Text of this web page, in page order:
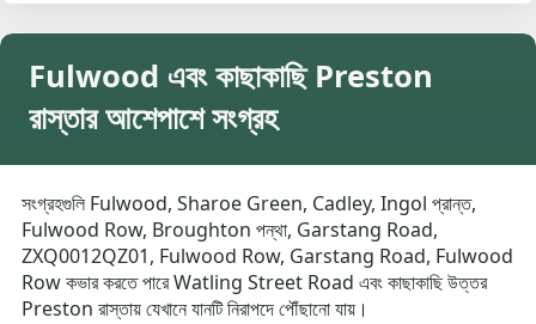
Fulwood এবং কাছাকাছি Preston
রাস্তার আশেপাশে সংগ্রহ
সংগ্রহগুলি Fulwood, Sharoe Green, Cadley, Ingol প্রান্ত,
Fulwood Row, Broughton পন্থা, Garstang Road,
ZXQ0012QZ01, Fulwood Row, Garstang Road, Fulwood
Row কভার করতে পারে Watling Street Road এবং কাছাকাছি উত্তর
Preston রাস্তায় যেখানে যানটি নিরাপদে পৌঁছানো যায়।